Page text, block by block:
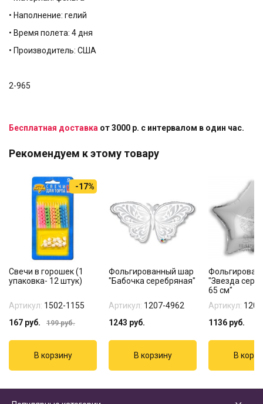
• Наполнение: гелий
• Время полета: 4 дня
• Производитель: США
2-965
Бесплатная доставка от 3000 р. с интервалом в один час.
Рекомендуем к этому товару
-17%
Свечи в горошек (1
упаковка- 12 штук)
Артикул: 1502-1155
167 руб. 199руб.
Фольгированный шар
"Бабочка серебряная"
Артикул: 1207-4962
1243 руб.
"Звезда
65 см"
Артикул:
1136 руб.